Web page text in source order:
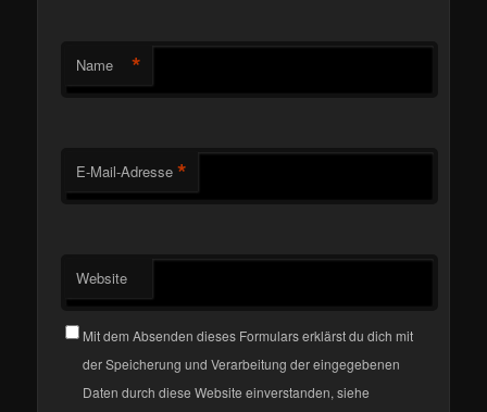
Name *
E-Mail-Adresse *
Website
Mit dem Absenden dieses Formulars erklärst du dich mit
der Speicherung und Verarbeitung der eingegebenen
Daten durch diese Website einverstanden, siehe